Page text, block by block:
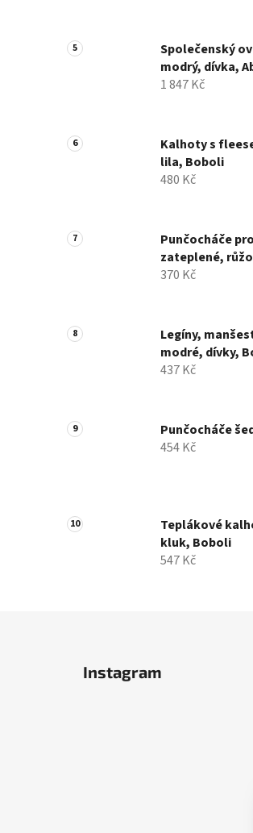
Společenský
modrý, dívka,
1 847 Kč
Kalhoty s
lila, Boboli
480 Kč
Punčocháče
zateplené,
370 Kč
Legíny,
modré, dívky,
437 Kč
Punčocháče
454 Kč
Teplákové
kluk, Boboli
547 Kč
Instagram